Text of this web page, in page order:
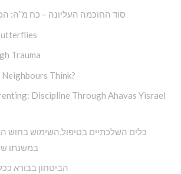
?’סוד החוכמה העליונה – כח מ”ה:
Trauma
Think?
Discipline Through Ahavas Yisrael
כלים השלכתיים בטיפול,השימוש בחוש
במשנתו
הביטחון בבורא